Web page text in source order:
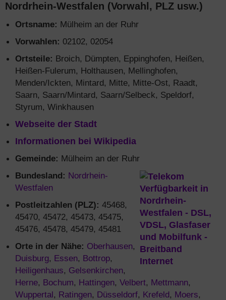
Nordrhein-Westfalen (Vorwahl, PLZ usw.)
Ortsname: Mülheim an der Ruhr
Vorwahlen: 02102, 02054
Ortsteile: Broich, Dümpten, Eppinghofen, Heißen,
Heißen-Fulerum, Holthausen, Mellinghofen,
Menden/Ickten, Mintard, Mitte, Mitte-Ost, Raadt,
Saarn, Saarn/Mintard, Saarn/Selbeck, Speldorf,
Styrum, Winkhausen
Webseite der Stadt
Informationen bei Wikipedia
Gemeinde: Mülheim an der Ruhr
Bundesland: Nordrhein-
Westfalen
Postleitzahlen (PLZ): 45468,
45470, 45472, 45473, 45475,
45476, 45478, 45479, 45481
Orte in der Nähe: Oberhausen,
Duisburg, Essen, Bottrop,
Heiligenhaus, Gelsenkirchen,
Herne, Bochum, Hattingen, Velbert, Mettmann,
Wuppertal, Ratingen, Düsseldorf, Krefeld, Moers,